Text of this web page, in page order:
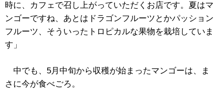
時に、カフェで召し上がっていただくお店です。夏はマ
ンゴーですね、あとはドラゴンフルーツとかパッション
フルーツ、そういったトロピカルな果物を栽培していま
す」
中でも、5月中旬から収穫が始まったマンゴーは、ま
さに今が食べごろ。